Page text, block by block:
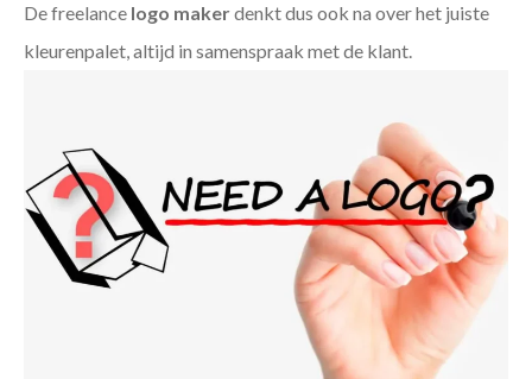
De freelance logo makerdenkt dus ook na over het juiste
kleurenpalet, altijd in samenspraak met de klant.